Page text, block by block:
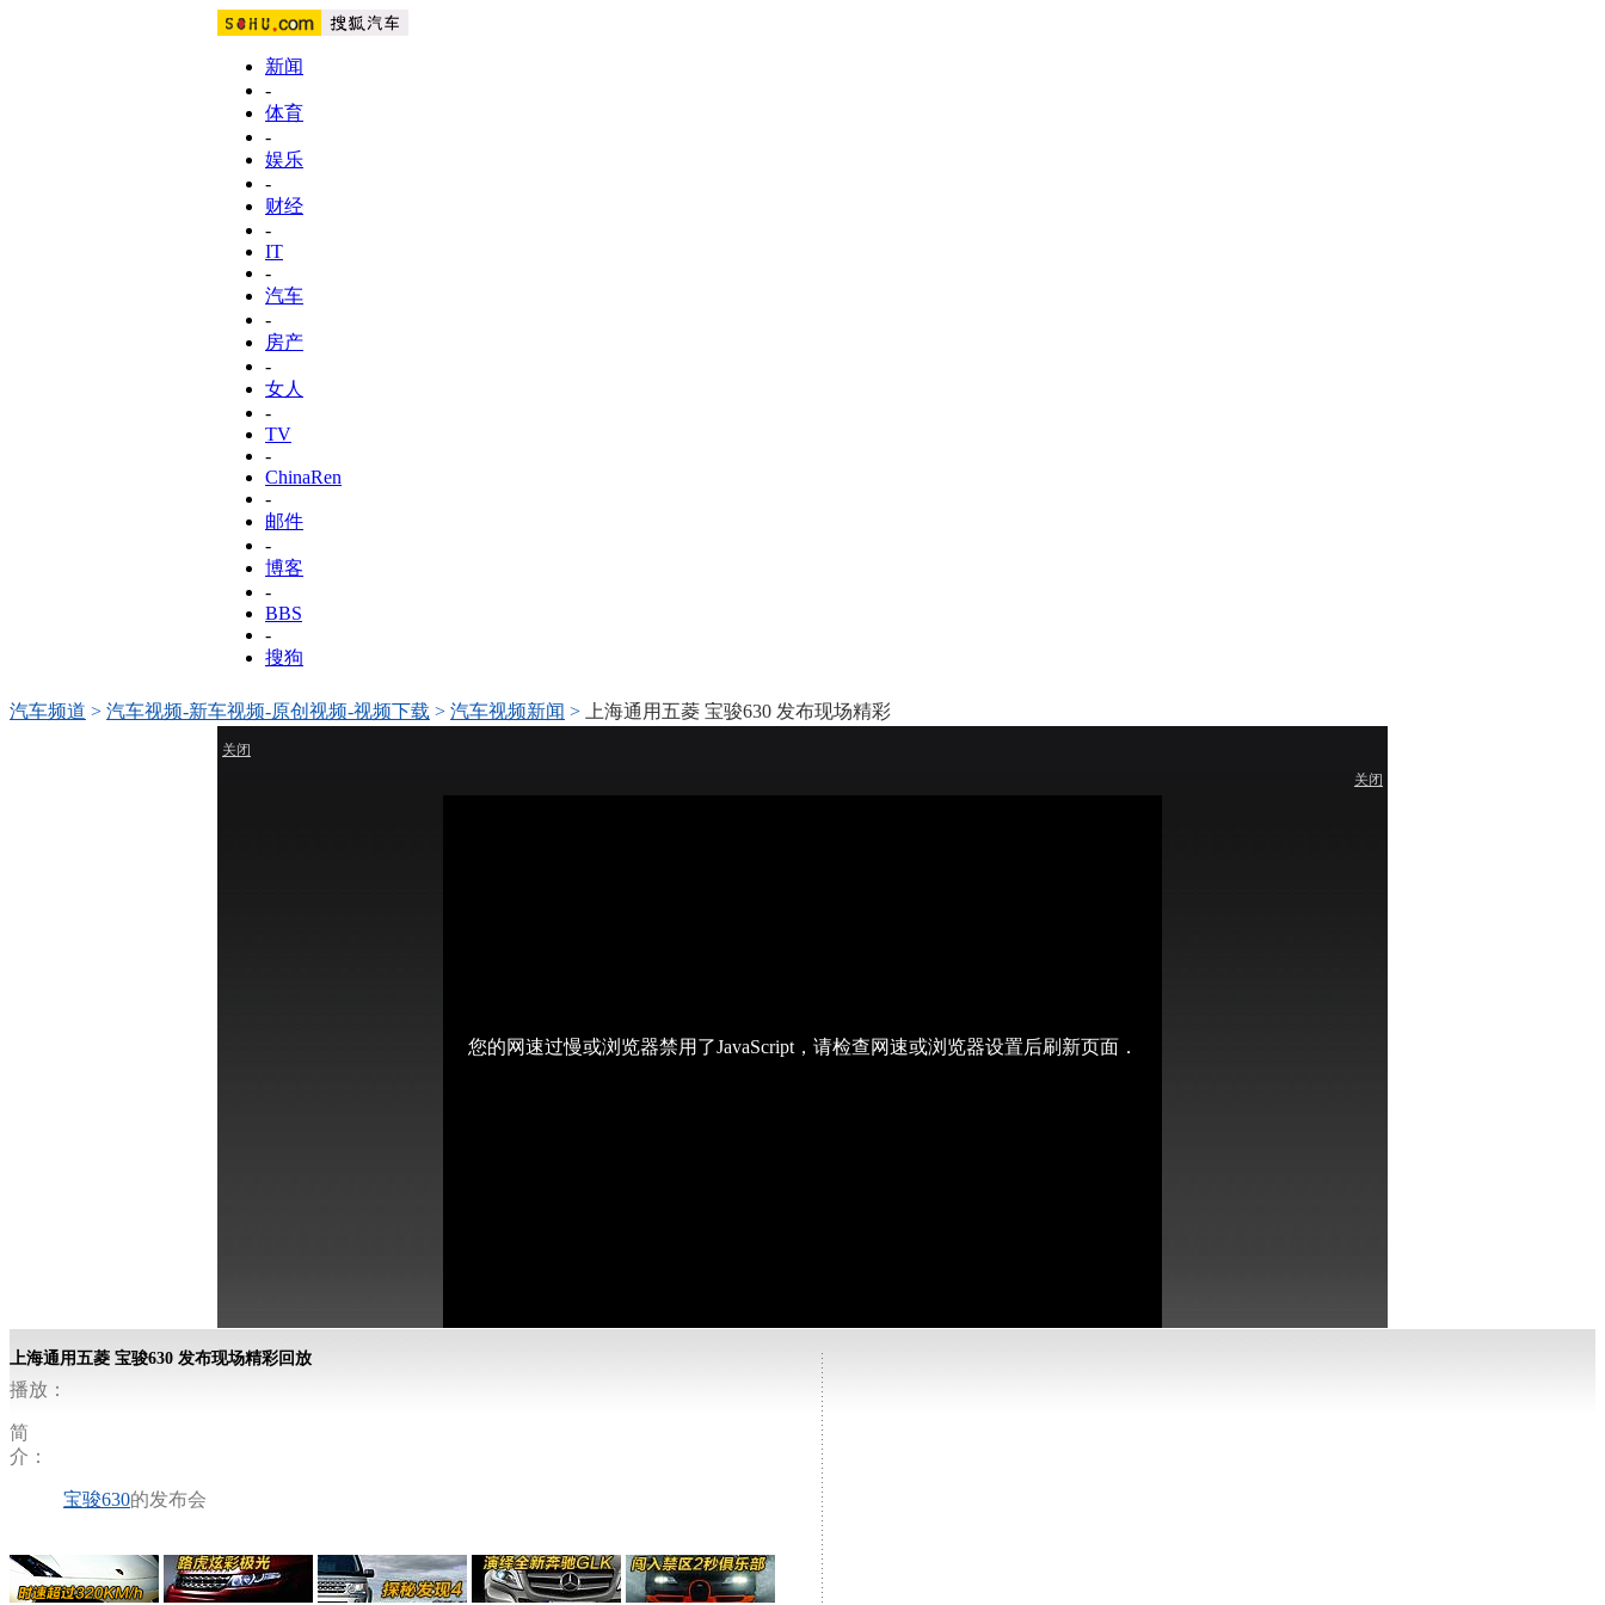
新闻
-
体育
-
娱乐
-
财经
-
IT
-
汽车
-
房产
-
女人
-
TV
-
ChinaRen
-
邮件
-
博客
-
BBS
-
搜狗
汽车频道 > 汽车视频-新车视频-原创视频-视频下载 > 汽车视频新闻 >
上海通用五菱 宝骏630 发布现场精彩
关闭
关闭
您的网速过慢或浏览器禁用了JavaScript，请检查网速或浏览器设置后刷新页面．
上海通用五菱 宝骏630 发布现场精彩回放
播放：
简
介：
宝骏630的发布会